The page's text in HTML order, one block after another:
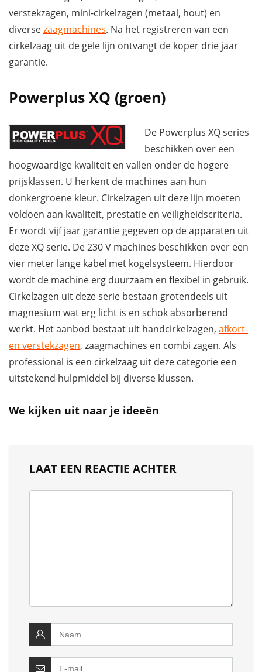
verstekzagen, mini-cirkelzagen (metaal, hout) en
diversezaagmachines. Na het registreren van een
cirkelzaag uit de gele lijn ontvangt de koper drie jaar
garantie.
Powerplus XQ (groen)
De Powerplus XQ series
beschikken over een
hoogwaardige kwaliteit en vallen onder de hogere
prijsklassen. U herkent de machines aan hun
donkergroene kleur. Cirkelzagen uit deze lijn moeten
voldoen aan kwaliteit, prestatie en veiligheidscriteria.
Er wordt vijf jaar garantie gegeven op de apparaten uit
deze XQ serie. De 230 V machines beschikken over een
vier meter lange kabel met kogelsysteem. Hierdoor
wordt de machine erg duurzaam en flexibel in gebruik.
Cirkelzagen uit deze serie bestaan grotendeels uit
magnesium wat erg licht is en schok absorberend
werkt. Het aanbod bestaat uit handcirkelzagen, afkort-
en verstekzagen, zaagmachines en combi zagen. Als
professional is een cirkelzaag uit deze categorie een
uitstekend hulpmiddel bij diverse klussen.
We kijken uit naar je ideeën
LAAT EEN REACTIE ACHTER